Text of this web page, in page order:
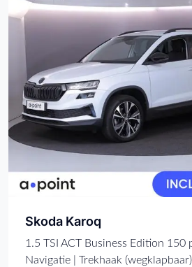
Skoda Karoq
1.5 TSI ACT Business Edition 150
Navigatie | Trekhaak